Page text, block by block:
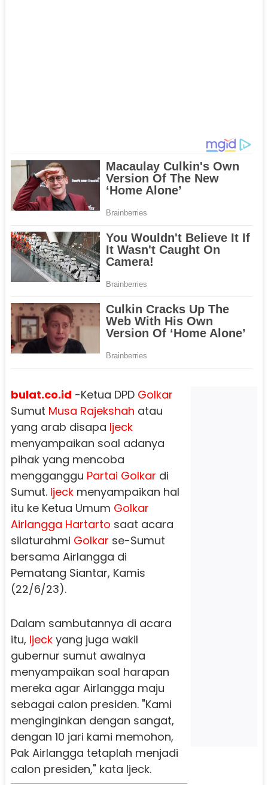
bulat.co.id -Ketua DPD Golkar
Sumut Musa Rajekshah atau
yang arab disapa Ijeck
menyampaikan soal adanya
pihak yang mencoba
mengganggu Partai Golkar di
Sumut. Ijeckmenyampaikan hal
itu ke Ketua Umum Golkar
Airlangga Hartarto saat acara
silaturahmi Golkar se-Sumut
bersama Airlangga di
Pematang Siantar, Kamis
(22/6/23).
Dalam sambutannya di acara
itu, Ijeckyang juga wakil
gubernur sumut awalnya
menyampaikan soal harapan
mereka agar Airlangga maju
sebagai calon presiden. "Kami
menginginkan dengan sangat,
dengan 10 jari kami memohon,
Pak Airlangga tetaplah menjadi
calon presiden," kata Ijeck.